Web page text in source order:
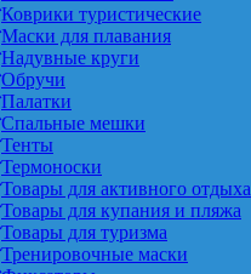
Коврики туристические
Маски для плавания
Надувные круги
Обручи
Палатки
Спальные мешки
Тенты
Термоноски
Товары для активного отдыха
Товары для купания и пляжа
Товары для туризма
Тренировочные маски